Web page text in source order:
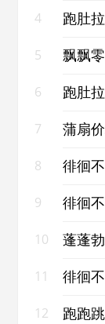
4 跑肚
5 飘飘
6 跑肚
7 蒲扇
8 徘徊
9 徘徊
10 蓬蓬
11 徘徊
12 跑跑